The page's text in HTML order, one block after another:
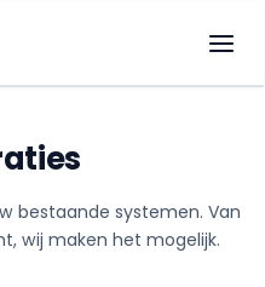
bestaande systemen. Van
wij maken het mogelijk.